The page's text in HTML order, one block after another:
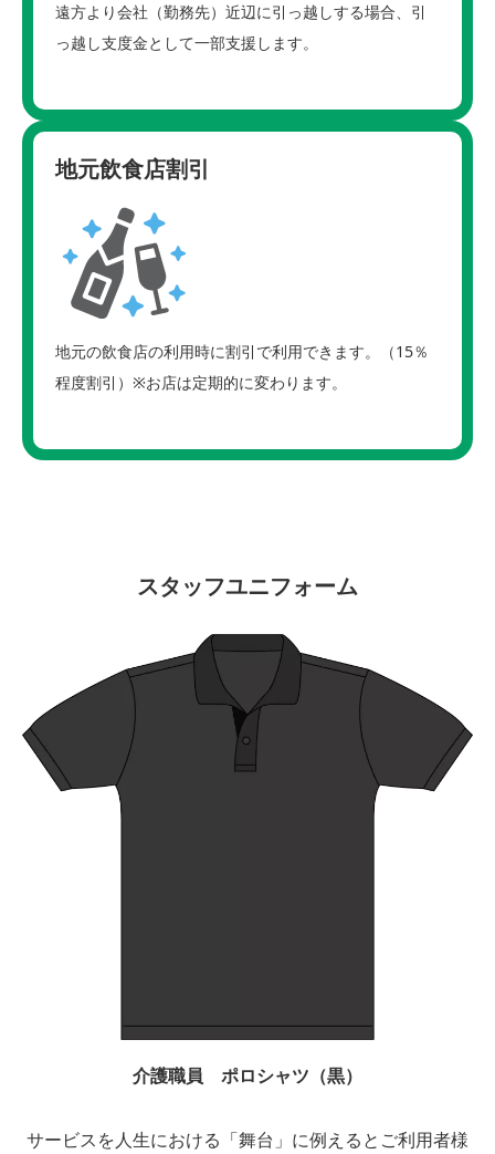
遠方より会社（勤務先）近辺に引っ越しする場合、引
っ越し支度金として一部支援します。
地元飲食店割引
地元の飲食店の利用時に割引で利用できます。（15％
程度割引）※お店は定期的に変わります。
スタッフユニフォーム
介護職員 ポロシャツ（黒）
サービスを人生における「舞台」に例えるとご利用者様